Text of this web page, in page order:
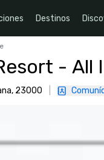
Destinos
- All
23000